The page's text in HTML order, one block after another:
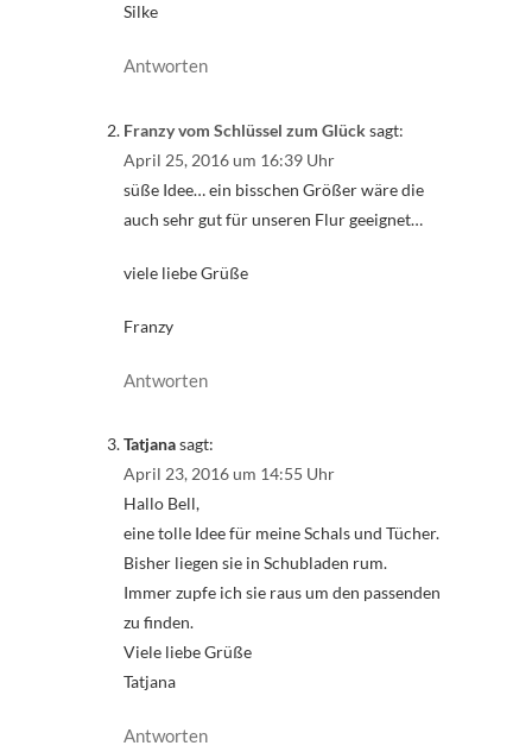
Silke
Antworten
Franzy vom Schlüssel zum Glück sagt:
April 25, 2016 um 16:39 Uhr
süße Idee… ein bisschen Größer wäre die
auch sehr gut für unseren Flur geeignet…
viele liebe Grüße
Franzy
Antworten
Tatjanasagt:
April 23, 2016 um 14:55 Uhr
Hallo Bell,
eine tolle Idee für meine Schals und Tücher.
Bisher liegen sie in Schubladen rum.
Immer zupfe ich sie raus um den passenden
zu finden.
Viele liebe Grüße
Tatjana
Antworten